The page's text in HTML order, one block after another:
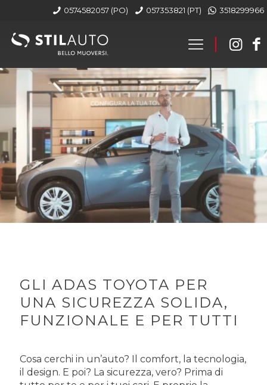
0574582057 (PO) 057353821 (PT) 3518299966
GLI ADAS TOYOTA PER
UNA SICUREZZA SOLIDA,
FUNZIONALE E PER TUTTI
Cosa cerchi in un’auto? Il comfort, la tecnologia,
il design. E poi? La sicurezza, vero? Prima di